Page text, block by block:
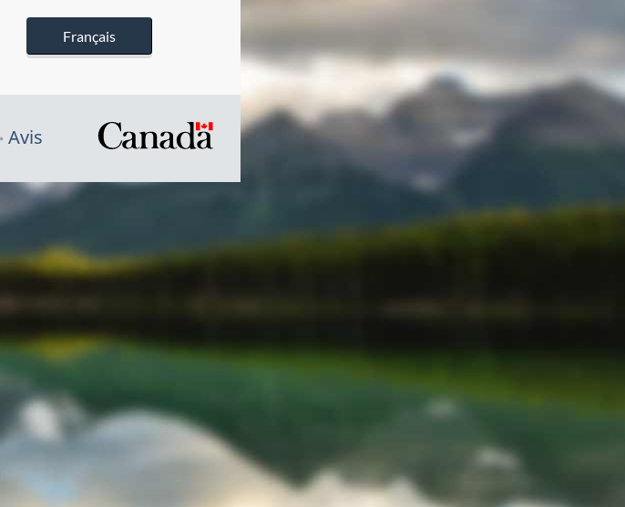
Français
Avis
/
gouvernement
du